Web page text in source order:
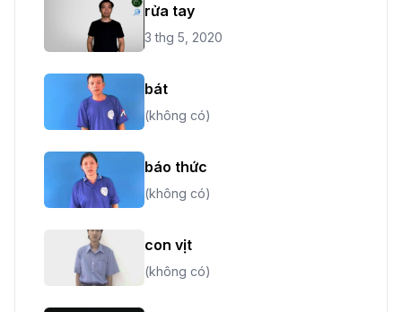
rửa tay
3 thg 5, 2020
bát
(không có)
báo thức
(không có)
con vịt
(không có)